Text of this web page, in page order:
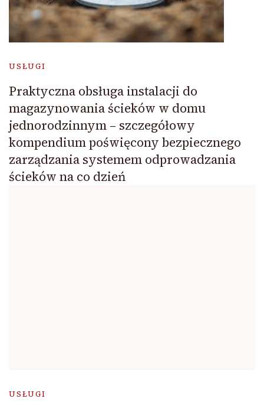
USŁUGI
Praktyczna obsługa instalacji do
magazynowania ścieków w domu
jednorodzinnym – szczegółowy
kompendium poświęcony bezpiecznego
zarządzania systemem odprowadzania
ścieków na co dzień
USŁUGI